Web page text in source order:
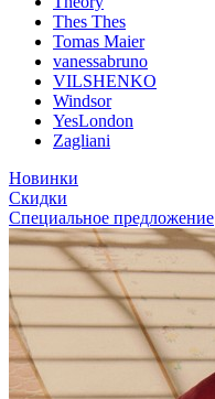
Thes Thes
Tomas Maier
vanessabruno
VILSHENKO
Windsor
YesLondon
Zagliani
Новинки
Скидки
Специальное предложение